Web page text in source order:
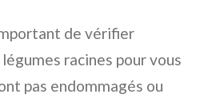
de vérifier
racines pour vous
pas endommagés ou